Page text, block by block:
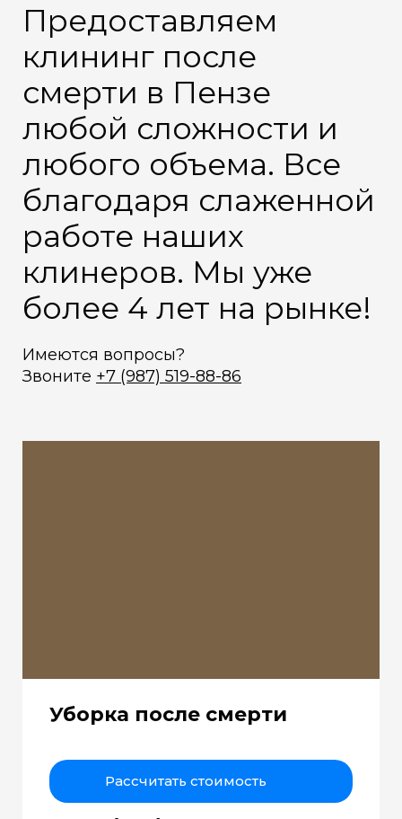
Предоставляем
клининг после
смерти в Пензе
любой сложности и
любого объема. Все
благодаря слаженной
работе наших
клинеров. Мы уже
более 4 лет на рынке!
Имеются вопросы?
Звоните +7 (987) 519-88-86
Уборка после смерти
Рассчитать стоимость